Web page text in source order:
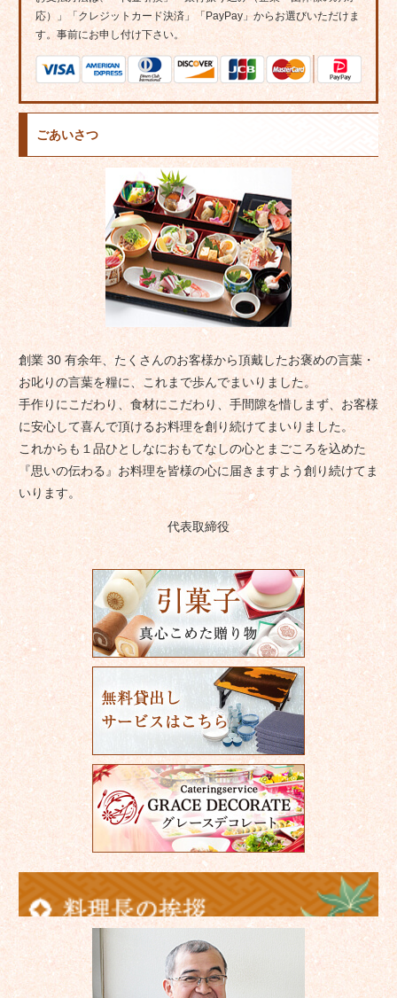
応）」「クレジットカード決済」「PayPay」からお選びいただけま
す。事前にお申し付け下さい。
ごあいさつ
創業 30 有余年、たくさんのお客様から頂戴したお褒めの言葉・
お叱りの言葉を糧に、これまで歩んでまいりました。
手作りにこだわり、食材にこだわり、手間隙を惜しまず、お客様
に安心して喜んで頂けるお料理を創り続けてまいりました。
これからも１品ひとしなにおもてなしの心とまごころを込めた
『思いの伝わる』お料理を皆様の心に届きますよう創り続けてま
いります。
代表取締役